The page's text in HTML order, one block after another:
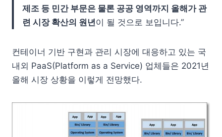
제조 등 민간 부문은 물론 공공 영역까지 올해가 관
련 시장 확산의 원년이 될 것으로 보입니다.”
컨테이너 기반 구현과 관리 시장에 대응하고 있는 국
내외 PaaS(Platform as a Service) 업체들은 2021년
올해 시장 상황을 이렇게 전망했다.